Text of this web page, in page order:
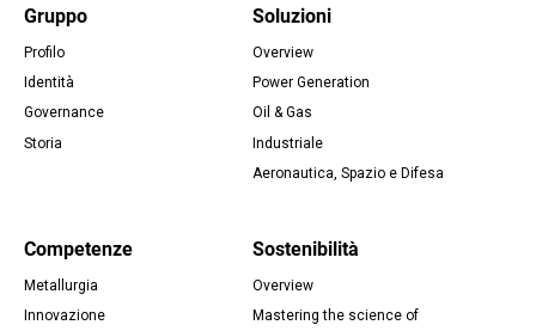
Footer
Gruppo
Profilo
Identità
Governance
Storia
Soluzioni
Overview
Power Generation
Oil & Gas
Industriale
Aeronautica, Spazio e Difesa
Competenze
Metallurgia
Innovazione
Sostenibilità
Overview
Mastering the science of